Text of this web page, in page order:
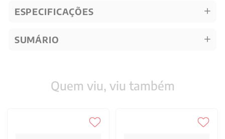
ESPECIFICAÇÕES
SUMÁRIO
Quem viu, viu também